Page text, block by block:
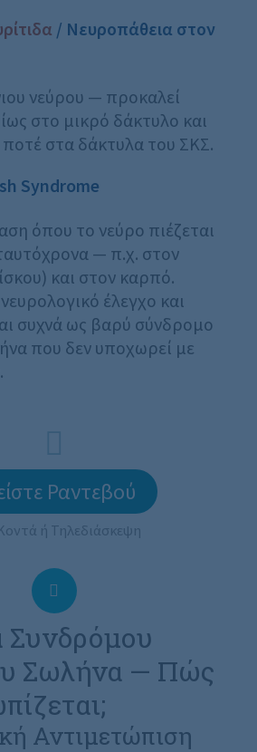
/ Νευροπάθεια στον
νεύρου — προκαλεί
στο μικρό δάκτυλο και
στα δάκτυλα του ΣΚΣ.
Syndrome
όπου το νεύρο πιέζεται
— π.χ. στον
και στον καρπό.
έλεγχο και
συχνά ως βαρύ σύνδρομο
που δεν υποχωρεί με
Ραντεβού
ή Τηλεδιάσκεψη
Συνδρόμου
Σωλήνα — Πώς
Αντιμετώπιση